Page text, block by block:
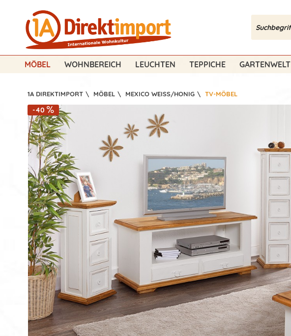
MÖBEL WOHNBEREICH LEUCHTEN TEPPICHE GARTENWELT
1A DIREKTIMPORT \ MÖBEL \ MEXICO WEISS/HONIG \ TV-MÖBEL
-40